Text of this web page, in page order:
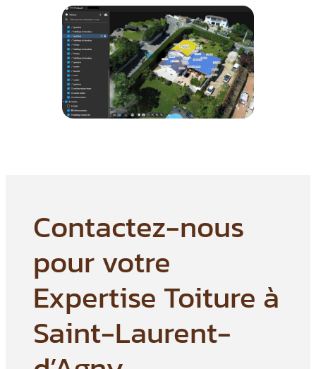
Contactez-nous
pour votre
Expertise Toiture à
Saint-Laurent-